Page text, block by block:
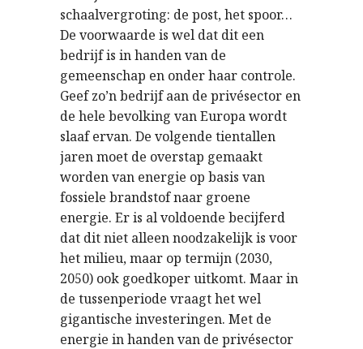
schaalvergroting: de post, het spoor…
De voorwaarde is wel dat dit een
bedrijf is in handen van de
gemeenschap en onder haar controle.
Geef zo’n bedrijf aan de privésector en
de hele bevolking van Europa wordt
slaaf ervan. De volgende tientallen
jaren moet de overstap gemaakt
worden van energie op basis van
fossiele brandstof naar groene
energie. Er is al voldoende becijferd
dat dit niet alleen noodzakelijk is voor
het milieu, maar op termijn (2030,
2050) ook goedkoper uitkomt. Maar in
de tussenperiode vraagt het wel
gigantische investeringen. Met de
energie in handen van de privésector